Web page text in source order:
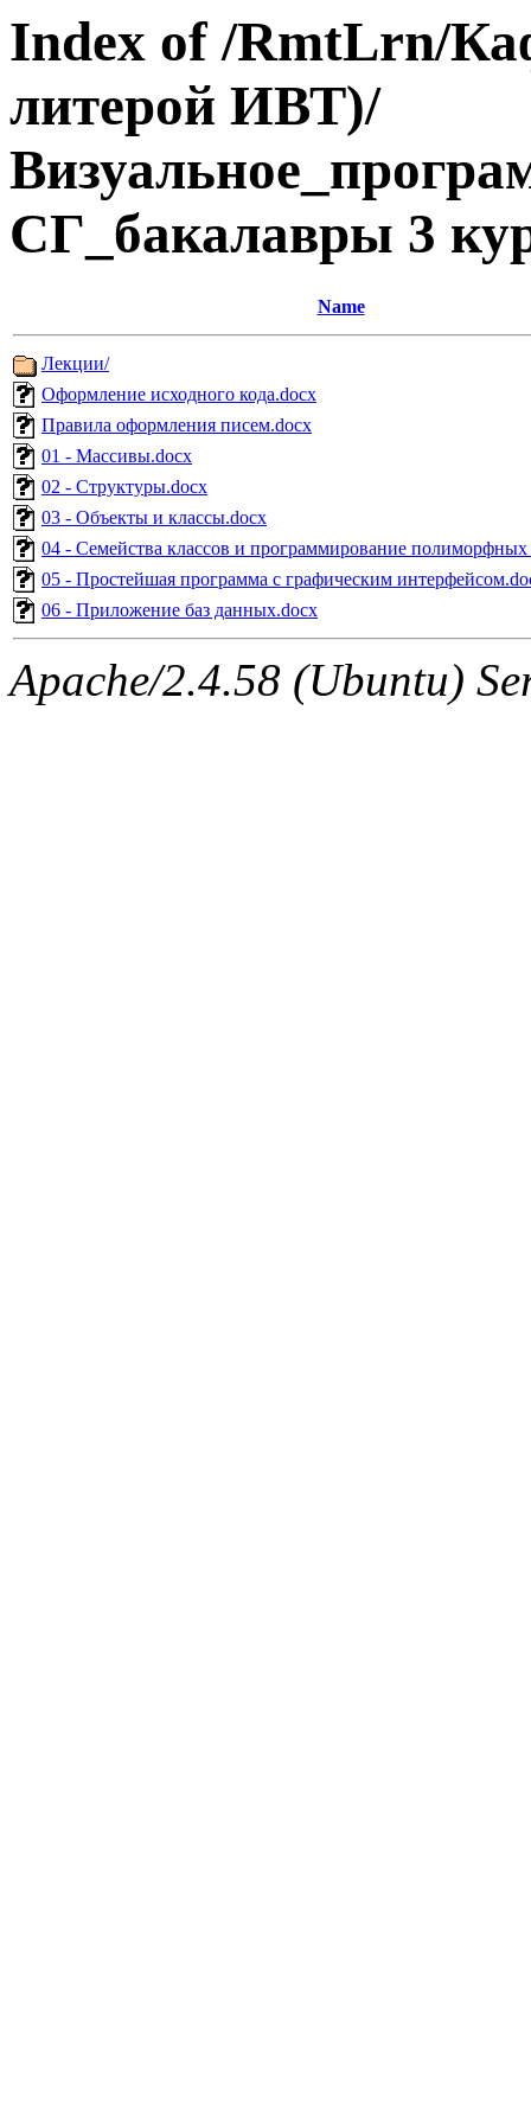
Index of /RmtLrn/
литерой ИВТ)/
СГ_бакалавры 3
Name
Лекции/
Оформление исходного кода.docx
Правила оформления писем.docx
01 - Массивы.docx
02 - Структуры.docx
03 - Объекты и классы.docx
04 - Семейства классов и программирование полиморфных
05 - Простейшая программа с графическим
06 - Приложение баз данных.docx
Apache/2.4.58 (Ubuntu)